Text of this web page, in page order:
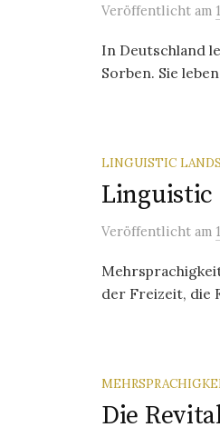
Veröffentlicht am
In Deutschland
Sorben. Sie
LINGUISTIC
Linguistic
Veröffentlicht am
der Freizeit, die
Die